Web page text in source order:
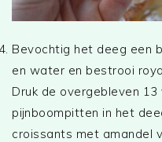
Bevochtig het deeg een
en water en bestrooi
Druk de overgebleven 13
pijnboompitten in het
croissants met amandel